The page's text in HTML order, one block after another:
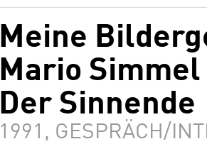
Meine
Mario
Der Sinnende
1991, GESPRÄCH/